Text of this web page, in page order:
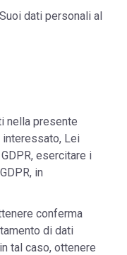
dati personali al
nella presente
Lei
esercitare i
in
conferma
di dati
tal caso, ottenere